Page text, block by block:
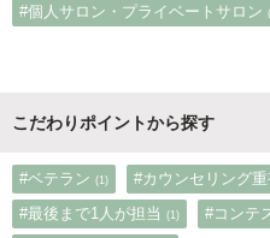
#個人サロン・プライベートサロン
こだわりポイントから探す
#ベテラン (1) #カウンセリング重
#最後まで1人が担当 (1) #コンテ